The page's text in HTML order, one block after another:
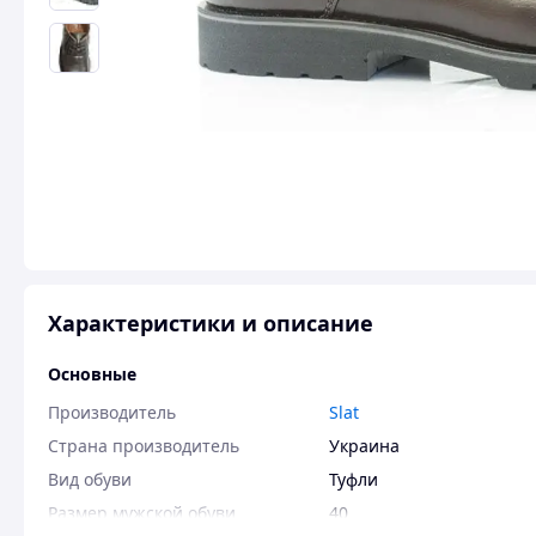
Характеристики и описание
Основные
Производитель
Slat
Страна производитель
Украина
Вид обуви
Туфли
Размер мужской обуви
40